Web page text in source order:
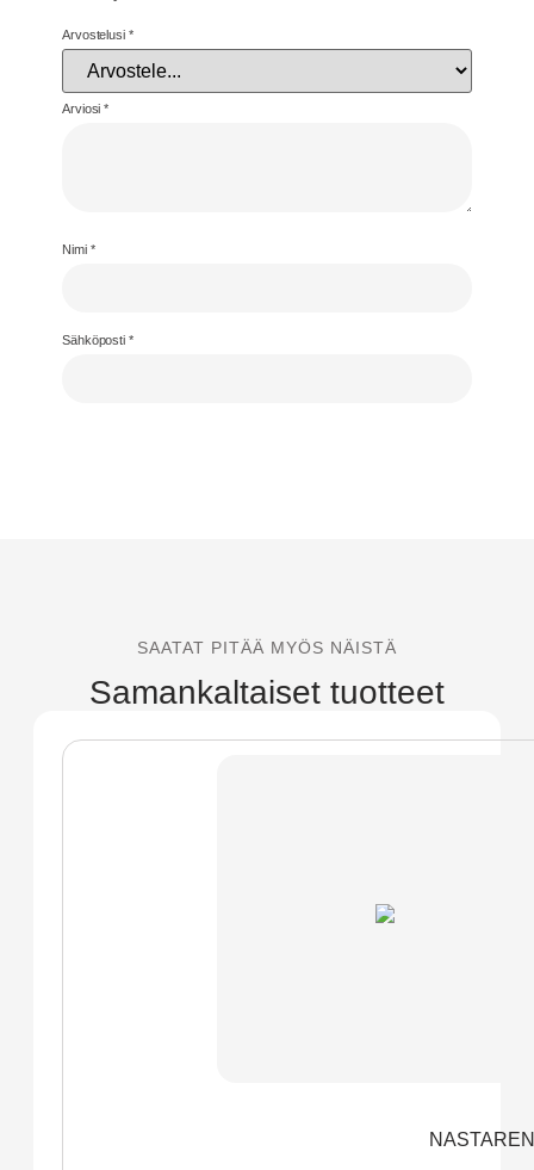
Arvostelusi *
Arviosi*
Nimi *
Sähköposti *
SAATAT PITÄÄ MYÖS NÄISTÄ
Samankaltaiset tuotteet